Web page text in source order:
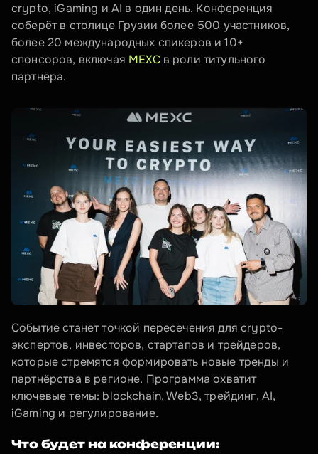
crypto, iGaming и AI в один день. Конференция
соберёт в столице Грузии более 500 участников,
более 20 международных спикеров и 10+
спонсоров, включая MEXC в роли титульного
партнёра.
Событие станет точкой пересечения для crypto-
экспертов, инвесторов, стартапов и трейдеров,
которые стремятся формировать новые тренды и
партнёрства в регионе. Программа охватит
ключевые темы: blockchain, Web3, трейдинг, AI,
iGaming и регулирование.
Что будет на конференции: